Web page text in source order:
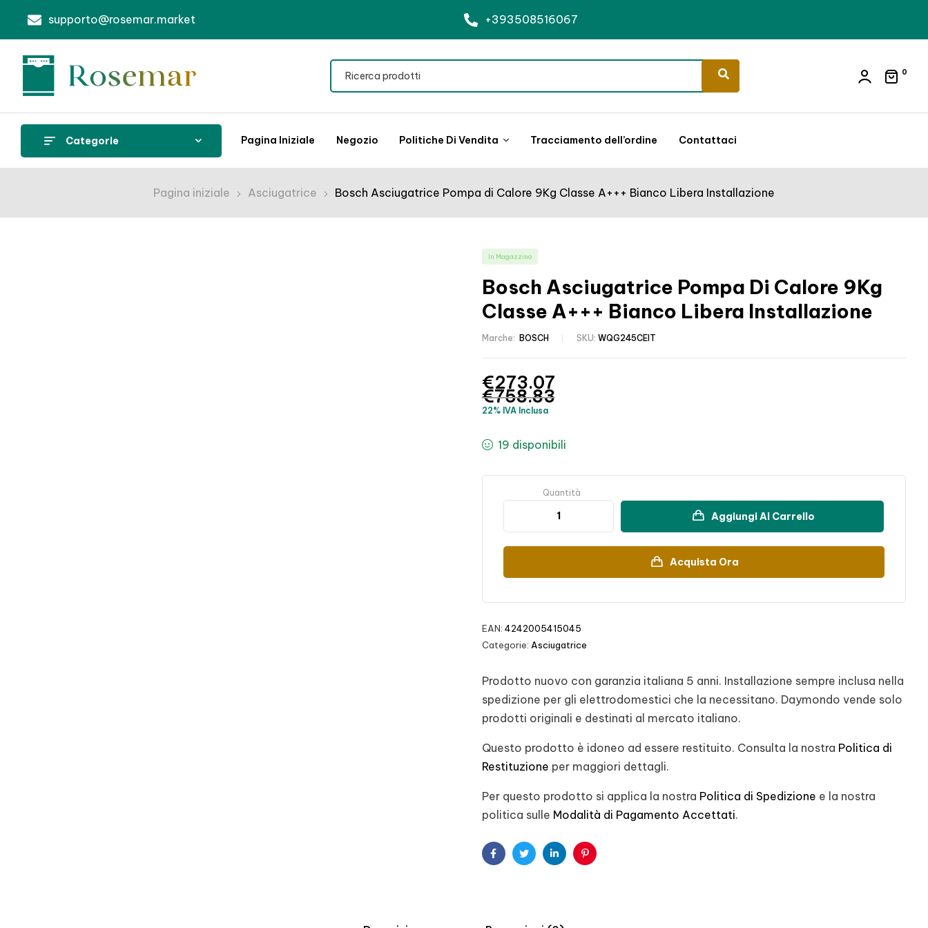
supporto@rosemar.market +393508516067
0
Categorie Pagina Iniziale Negozio Politiche Di Vendita Tracciamento dell’ordine Contattaci
Pagina iniziale Asciugatrice Bosch Asciugatrice Pompa di Calore 9Kg Classe A+++ Bianco Libera Installazione
In Magazzino
Bosch Asciugatrice Pompa Di Calore 9Kg
Classe A+++ Bianco Libera Installazione
Marche: BOSCH SKU: WQG245CEIT
€758.83
€273.07
22% IVA Inclusa
19 disponibili
Quantità
Aggiungi Al Carrello
Acquista Ora
EAN: 4242005415045
Categorie: Asciugatrice
Prodotto nuovo con garanzia italiana 5 anni. Installazione sempre inclusa nella
spedizione per gli elettrodomestici che la necessitano. Daymondo vende solo
prodotti originali e destinati al mercato italiano.
Questo prodotto è idoneo ad essere restituito. Consulta la nostra Politica di
Restituzione per maggiori dettagli.
Per questo prodotto si applica la nostra Politica di Spedizione e la nostra
politica sulle Modalità di Pagamento Accettati.
FacebookTwitterLinkedinPinterest